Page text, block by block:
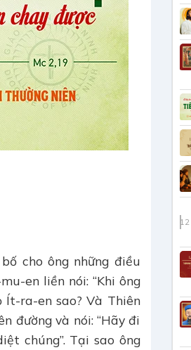
cho ông những điều
en liền nói: “Khi ông
ra-en sao? Và Thiên
đường và nói: “Hãy đi
chúng”. Tại sao ông
12